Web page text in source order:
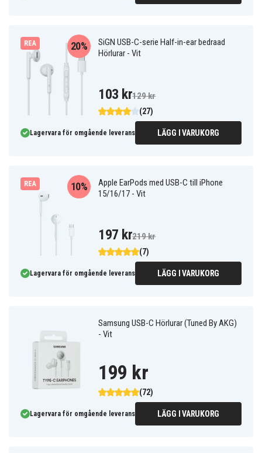
REA
SiGN USB-C-serie Half-in-ear bedraad
Hörlurar - Vit
(27)
20%
103 kr129 kr
Lagervara för omgående leverans LÄGG I VARUKORG
REA
Apple EarPods med USB-C till iPhone
15/16/17 - Vit
(7)
10%
197 kr219 kr
Lagervara för omgående leverans LÄGG I VARUKORG
Samsung USB-C Hörlurar (Tuned By AKG)
- Vit
(72)
199 kr
Lagervara för omgående leverans LÄGG I VARUKORG